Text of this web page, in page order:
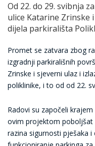
Od 22. do 29. svibnja
ulice Katarine Zrinske
dijela parkirališta
Promet se zatvara zbog
izgradnji parkirališnih
Zrinske i sjeverni ulaz i
poliklinike, i to od od 22.
Radovi su započeli
ovim projektom
razina sigurnosti pješaka